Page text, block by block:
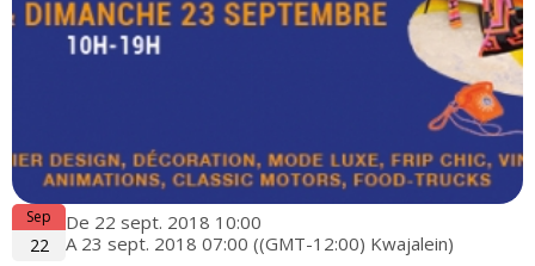
Sep
22
De 22 sept. 2018 10:00
A 23 sept. 2018 07:00 ((GMT-12:00) Kwajalein)